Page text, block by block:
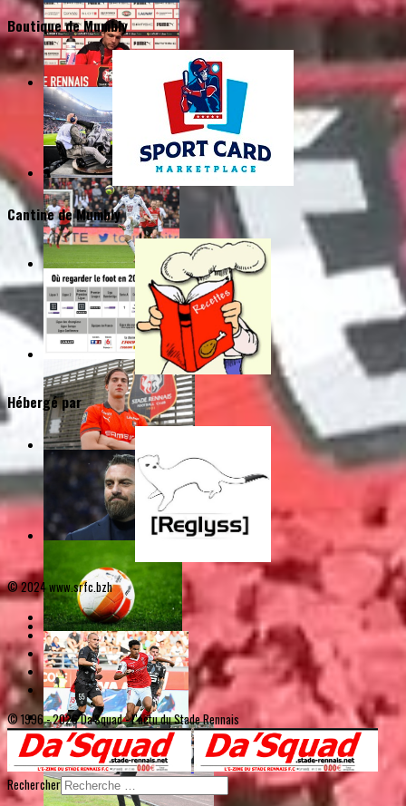
Boutique de Mumbly
Cantine de Mumbly
Hébergé par
© 2024 www.srfc.bzh
© 1996 - 2026 Da'Squad - L'actu du Stade Rennais
Rechercher